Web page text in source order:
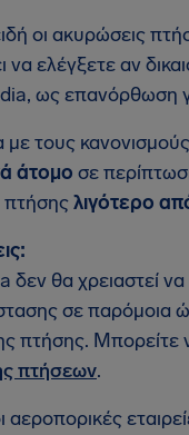
οι ακυρώσεις
να ελέγξετε αν
ως επανόρθωση
τους
άτομο σε
λιγότερο
δεν θα χρειαστεί
σε παρόμοια
πτήσης. Μπορείτε
πτήσεων.
αεροπορικές